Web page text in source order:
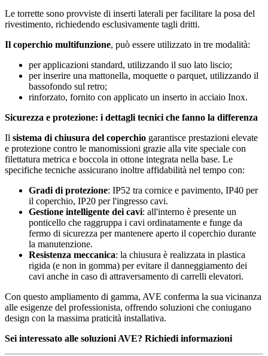
Le torrette sono provviste di inserti laterali per facilitare la posa del
rivestimento, richiedendo esclusivamente tagli dritti.
Il coperchio multifunzione, può essere utilizzato in tre modalità:
per applicazioni standard, utilizzando il suo lato liscio;
per inserire una mattonella, moquette o parquet, utilizzando il
bassofondo sul retro;
rinforzato, fornito con applicato un inserto in acciaio Inox.
Sicurezza e protezione: i dettagli tecnici che fanno la differenza
Il sistema di chiusura del coperchio garantisce prestazioni elevate
e protezione contro le manomissioni grazie alla vite speciale con
filettatura metrica e boccola in ottone integrata nella base. Le
specifiche tecniche assicurano inoltre affidabilità nel tempo con:
Gradi di protezione: IP52 tra cornice e pavimento, IP40 per
il coperchio, IP20 per l'ingresso cavi.
Gestione intelligente dei cavi: all'interno è presente un
ponticello che raggruppa i cavi ordinatamente e funge da
fermo di sicurezza per mantenere aperto il coperchio durante
la manutenzione.
Resistenza meccanica: la chiusura è realizzata in plastica
rigida (e non in gomma) per evitare il danneggiamento dei
cavi anche in caso di attraversamento di carrelli elevatori.
Con questo ampliamento di gamma, AVE conferma la sua vicinanza
alle esigenze del professionista, offrendo soluzioni che coniugano
design con la massima praticità installativa.
Sei interessato alle soluzioni AVE? Richiedi informazioni